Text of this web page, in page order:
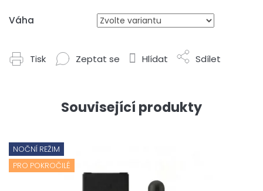
Váha
Tisk Zeptat se Hlídat Sdílet
Související produkty
NOČNÍ REŽIM
PRO POKROČILÉ